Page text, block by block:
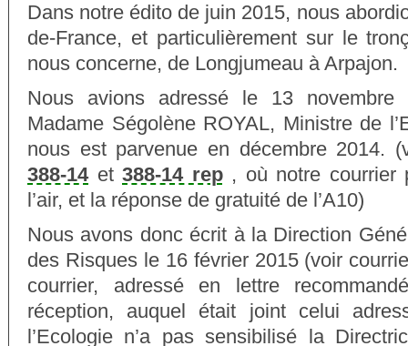
Dans notre édito de juin 2015, nous
de-France, et particulièrement sur le
nous concerne, de Longjumeau à Arpajon.
Nous avions adressé le 13
Madame Ségolène ROYAL, Ministre de
nous est parvenue en décembre 2014.
388-14 et388-14 rep, où notre courrier
l’air, et la réponse de gratuité de l’A10)
Nous avons donc écrit à la Direction
des Risques le 16 février 2015 (voir
courrier, adressé en lettre
réception, auquel était joint celui
l’Ecologie n’a pas sensibilisé la